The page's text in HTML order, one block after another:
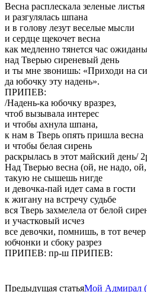
Весна расплескала зеленые листья
и разгулялась шпана
и в голову лезут веселые мысли
и сердце щекочет весна
как медленно тянется час
над Тверью сиреневый день
и ты мне звонишь: «Приходи на
да юбочку эту надень».
ПРИПЕВ:
/Надень-ка юбочку вразрез,
чтоб вызывала интерес
и чтобы ахнула шпана,
к нам в Тверь опять пришла весна
и чтобы белая сирень
раскрылась в этот майский день/
Над Тверью весна (ой, не надо, ой,
такую не сышешь нигде
и девочка-пай идет сама в гости
к жигану на встречу судьбе
вся Тверь захмелела от белой
и участковый исчез
все девочки, помнишь, в тот
юбчонки и сбоку разрез
ПРИПЕВ: пр-ш ПРИПЕВ:
Предыдущая статьяМой Адмирал